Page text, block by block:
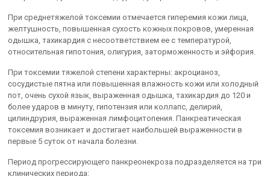
При среднетяжелой токсемии отмечается гиперемия кожи лица,
желтушность, повышенная сухость кожных покровов, умеренная
одышка, тахикардия с несоответствием ее с температурой,
относительная гипотония, олигурия, заторможенность и эйфория.
При токсемии тяжелой степени характерны: акроцианоз,
сосудистые пятна или повышенная влажность кожи или холодный
пот, очень сухой язык, выраженная одышка, тахикардия до 120 и
более ударов в минуту, гипотензия или коллапс, делирий,
цилиндрурия, выраженная лимфоцитопения. Панкреатическая
токсемия возникает и достигает наибольшей выраженности в
первые 5 суток от начала болезни.
Период прогрессирующего панкреонекроза подразделяется на три
клинических периода: